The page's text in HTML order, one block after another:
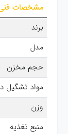
صفحه
سنباده
آچار ها
کیف و
جبعه
ابزار
مشخصات
برند
مدل
حجم مخزن
مواد تشگیل
وزن
منبع تغذیه